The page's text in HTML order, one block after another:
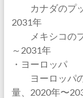
カナダのプッ
2031年
メキシコのプ
～2031年
・ヨーロッパ
ヨーロッパの
量、2020年〜